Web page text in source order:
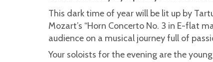
This dark time of year will be lit up by
Mozart’s “Horn Concerto No. 3 in E-flat
audience on a musical journey full of
Your soloists for the evening are the